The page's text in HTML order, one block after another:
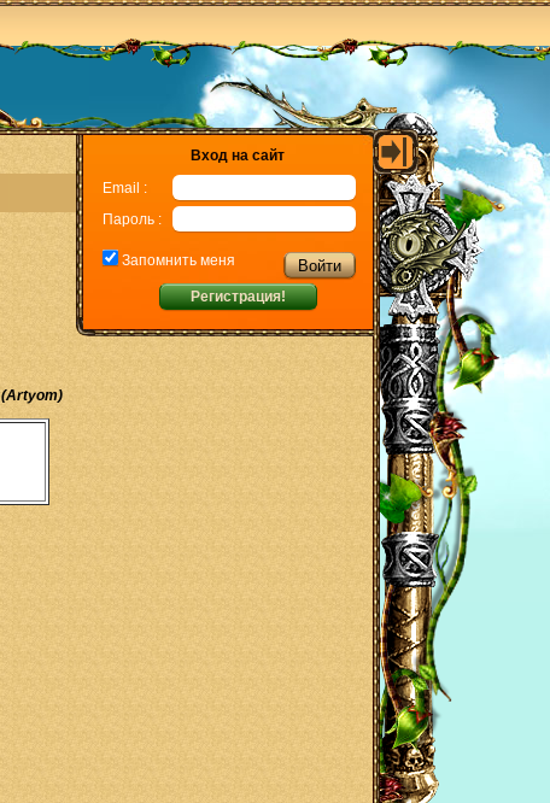
Вход на сайт
Email :
Пароль :
Запомнить меня
Регистрация!
(Artyom)